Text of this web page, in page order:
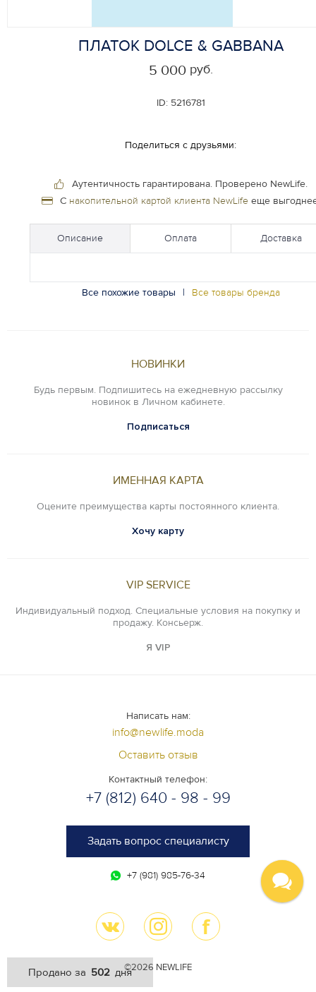
ПЛАТОК DOLCE & GABBANA
ID: 5216781
5 000 руб.
Продано за 502 дня
Поделиться с друзьями:
Аутентичность гарантирована. Проверено NewLife.
С накопительной картой клиента NewLifeеще
Описание Оплата Доставка
Все похожие товары | Все товары бренда
НОВИНКИ
Будь первым. Подпишитесь на ежедневную рассылку
новинок в Личном кабинете.
Подписаться
ИМЕННАЯ КАРТА
Оцените преимущества карты постоянного клиента.
Хочу карту
VIP SERVICE
Индивидуальный подход. Специальные условия на покупку и
продажу. Консьерж.
Я VIP
Написать нам:
info@newlife.moda
Оставить отзыв
Контактный телефон:
+7 (812) 640 - 98 - 99
Задать вопрос специалисту
+7 (981) 985-76-34
©2026 NEWLIFE